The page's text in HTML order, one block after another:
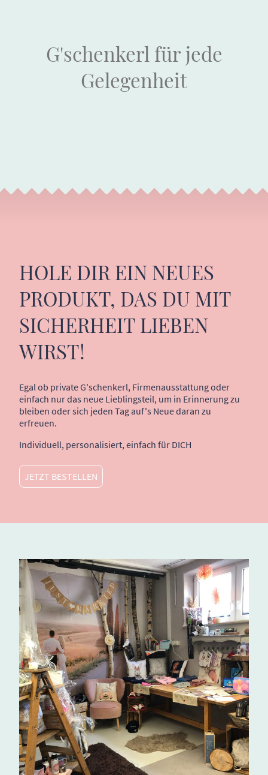
G'schenkerl für jede
Gelegenheit
HOLE DIR EIN NEUES
PRODUKT, DAS DU MIT
SICHERHEIT LIEBEN
WIRST!
Egal ob private G'schenkerl, Firmenausstattung oder
einfach nur das neue Lieblingsteil, um in Erinnerung zu
bleiben oder sich jeden Tag auf's Neue daran zu
erfreuen.
Individuell, personalisiert, einfach für DICH
JETZT BESTELLEN